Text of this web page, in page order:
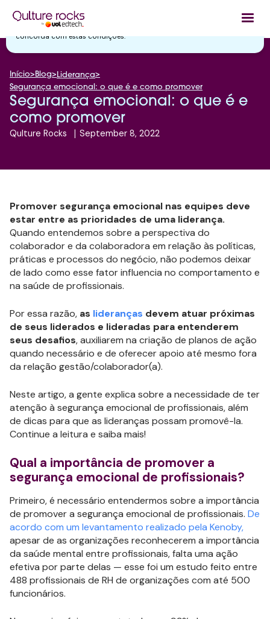
Utilizamos cookies essenciais e tecnologias semelhantes de acordo
com a nossaPolítica de Privacidade
concorda com estas condições.
Início> Blog> Liderança>
Segurança emocional: o que é e como promover
Segurança emocional: o que é e
como promover
Qulture Rocks | September 8, 2022
Promover segurança emocional nas equipes deve
estar entre as prioridades de uma liderança.
Quando entendemos sobre a perspectiva do
colaborador e da colaboradora em relação às políticas,
práticas e processos do negócio, não podemos deixar
de lado como esse fator influencia no comportamento e
na saúde de profissionais.
Por essa razão, as lideranças devem atuar próximas
de seus liderados e lideradas para entenderem
seus desafios, auxiliarem na criação de planos de ação
quando necessário e de oferecer apoio até mesmo fora
da relação gestão/colaborador(a).
Neste artigo, a gente explica sobre a necessidade de ter
atenção à segurança emocional de profissionais, além
de dicas para que as lideranças possam promovê-la.
Continue a leitura e saiba mais!
Qual a importância de promover a
segurança emocional de profissionais?
Primeiro, é necessário entendermos sobre a importância
de promover a segurança emocional de profissionais. De
acordo com um levantamento realizado pela Kenoby,
apesar de as organizações reconhecerem a importância
da saúde mental entre profissionais, falta uma ação
efetiva por parte delas — esse foi um estudo feito entre
488 profissionais de RH de organizações com até 500
funcionários.